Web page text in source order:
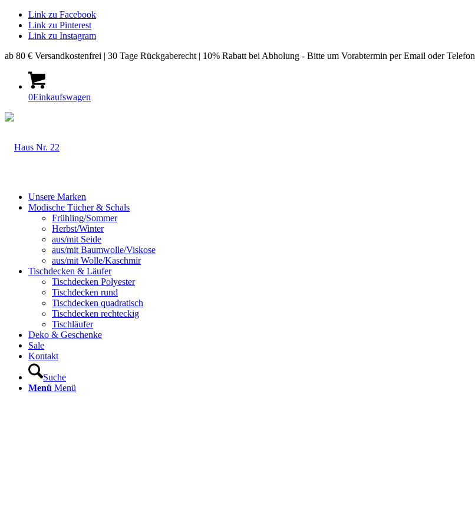
Link zu Facebook
Link zu Pinterest
Link zu Instagram
ab 80 € Versandkostenfrei | 30 Tage Rückgaberecht | 10% Rabatt bei Abholung - Bitte um Vorabtermin per Email oder Telefon
0Einkaufswagen
Unsere Marken
Modische Tücher & Schals
Frühling/Sommer
Herbst/Winter
aus/mit Seide
aus/mit Baumwolle/Viskose
aus/mit Wolle/Kaschmir
Tischdecken & Läufer
Tischdecken Polyester
Tischdecken rund
Tischdecken quadratisch
Tischdecken rechteckig
Tischläufer
Deko & Geschenke
Sale
Kontakt
Suche
Menü Menü